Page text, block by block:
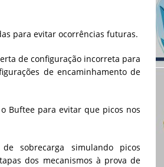
para evitar ocorrências futuras.
de configuração incorreta para
de encaminhamento de
Buftee para evitar que picos nos
sobrecarga simulando picos
dos mecanismos à prova de